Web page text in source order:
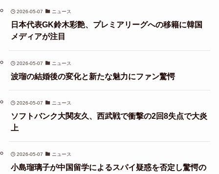
2026-05-07 ニュース
日本代表GK鈴木彩艶、プレミアリーグへの移籍に韓国
メディアが注目
2026-05-07 ニュース
波瑠の結婚後の変化と新たな魅力にファン驚愕
2026-05-07 ニュース
ソフトバンク大関友久、西武戦で衝撃の2回8失点で大炎
上
2026-05-07 ニュース
小島瑠璃子が中国留学によるスパイ疑惑を否定し驚愕の